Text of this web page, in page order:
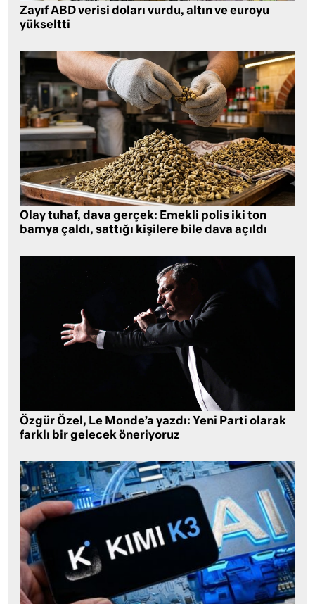
Zayıf ABD verisi doları vurdu, altın ve euroyu
yükseltti
Olay tuhaf, dava gerçek: Emekli polis iki ton
bamya çaldı, sattığı kişilere bile dava açıldı
Özgür Özel, Le Monde’a yazdı: Yeni Parti olarak
farklı bir gelecek öneriyoruz